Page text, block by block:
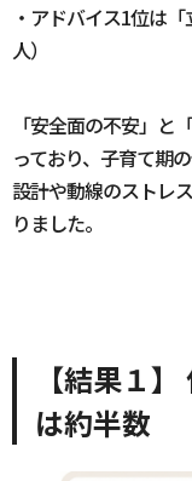
・アドバイス1位は
人）
「安全面の不安」
っており、子育て期
設計や動線のストレ
りました。
【結果１
は約半数